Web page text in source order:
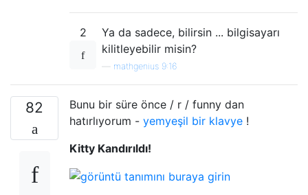
2
Ya da sadece, bilirsin ... bilgisayarı
kilitleyebilir misin?
mathgenius 9:16
82
Bunu bir süre önce / r / funny dan
hatırlıyorum - yemyeşil bir klavye !
Kitty Kandırıldı!